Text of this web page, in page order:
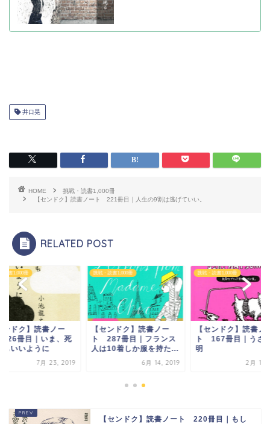
井口晃
HOME
挑戦・読書1,000冊
【センドク】読書ノート 221冊目｜人生の9割は逃げていい。
RELATED POST
読書1,000冊
ンドク】読書ノー
冊目｜いま、死
もいいように
7月 23, 2019
挑戦・読書1,000冊
【センドク】読書ノー
ト 287冊目｜フランス
人は10着しか服を持た...
6月 14, 2019
挑戦・読書1,000冊
【センドク】読書ノ
ト 167冊目｜うざ
明
2月 14,
【センドク】読書ノート 220冊目｜もし